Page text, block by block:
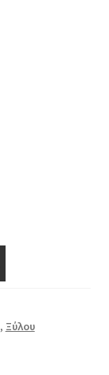
, Ξύλου